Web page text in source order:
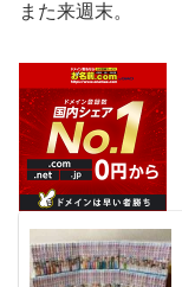
また来週末。